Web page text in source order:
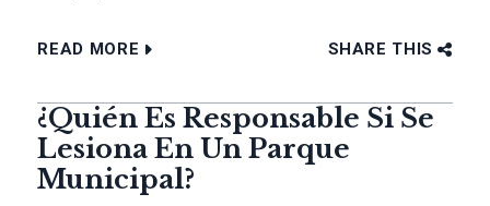
READ MORE SHARE THIS
¿Quién Es Responsable Si Se
Lesiona En Un Parque
Municipal?